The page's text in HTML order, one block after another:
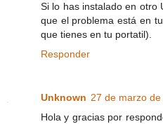
Si lo has instalado en otro
que el problema está en
que tienes en tu portatil).
Responder
Unknown 27 de marzo
Hola y gracias por